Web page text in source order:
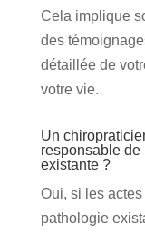
Cela implique
des
détaillée de
votre vie.
Un
responsable
existante ?
Oui, si les
pathologie